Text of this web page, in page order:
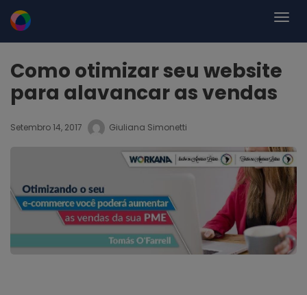
Como otimizar seu website
para alavancar as vendas
Setembro 14, 2017 Giuliana Simonetti